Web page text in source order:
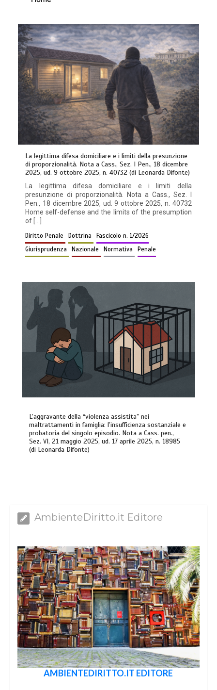
La legittima difesa domiciliare e i limiti della presunzione
di proporzionalità. Nota a Cass., Sez. I Pen., 18 dicembre
2025, ud. 9 ottobre 2025, n. 40732 (di Leonarda Difonte)
La legittima difesa domiciliare e i limiti della
presunzione di proporzionalità. Nota a Cass., Sez. I
Pen., 18 dicembre 2025, ud. 9 ottobre 2025, n. 40732
Home self-defense and the limits of the presumption
of […]
Diritto Penale
Dottrina
Fascicolo n. 1/2026
Giurisprudenza
Nazionale Normativa Penale
L’aggravante della “violenza assistita” nei
maltrattamenti in famiglia: l’insufficienza sostanziale e
probatoria del singolo episodio. Nota a Cass. pen.,
Sez. VI, 21 maggio 2025, ud. 17 aprile 2025, n. 18985
(di Leonarda Difonte)
AmbienteDiritto.it Editore
AMBIENTEDIRITTO.IT EDITORE